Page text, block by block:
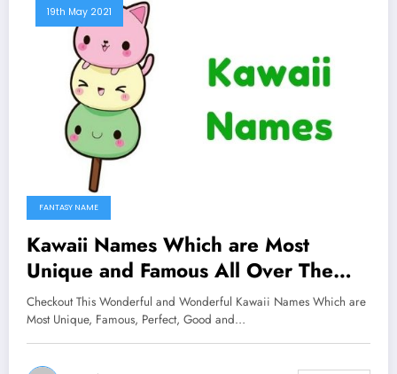
19th May 2021
FANTASY NAME
Kawaii Names Which are Most
Unique and Famous All Over The
Worlds
Checkout This Wonderful and Wonderful Kawaii Names Which are
Most Unique, Famous, Perfect, Good and…